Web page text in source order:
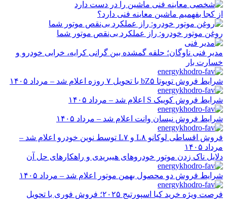
از کجا بفهمیم ماشین معاینه فنی دارد؟
روغن موتور خودرو: راز عملکرد بی‌نقص موتور شما
مدیر فنی ناوگان؛ حلقه گمشده بین گرانی کرایه، خرابی خودرو و
خسارت بار
شرایط فروش تویوتا bZ۵ با تحویل ۷ روزه اعلام شد – مرداد ۱۴۰۵
شرایط فروش کوییک S اعلام شد – مرداد ۱۴۰۵
شرایط فروش نیسان وانت اعلام شد – مرداد ۱۴۰۵
فروش اقساطی لوکانو L۸ و L۷ توسط نوین خودرو اعلام شد –
مرداد ۱۴۰۵
دلایل ناک زدن موتور خودروهای هیبریدی و راهکارهای حل آن
شرایط فروش دو محصول بهمن موتور اعلام شد – مرداد ۱۴۰۵
فرصت ویژه خرید کیا اسپورتیج ۲۰۲۵؛ فروش فوری با تحویل